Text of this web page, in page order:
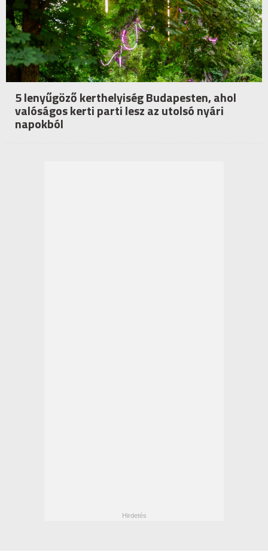
5 lenyűgöző kerthelyiség Budapesten, ahol
valóságos kerti parti lesz az utolsó nyári
napokból